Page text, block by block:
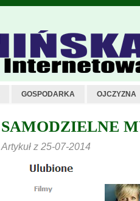
GOSPODARKA OJCZYZNA
SAMODZIELNE
Artykuł z 25-07-2014